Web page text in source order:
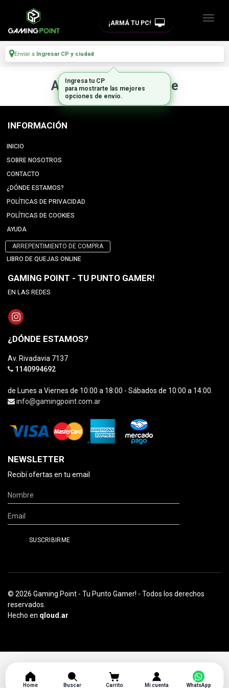
¡ARMÁ TU PC!
Enviar a Ingresar CP y ciudad
Artículo no disponible
INFORMACIÓN
INICIO
SOBRE NOSOTROS
CONTACTO
¿DÓNDE ESTAMOS?
POLÍTICAS DE PRIVACIDAD
POLÍTICAS DE COOKIES
AYUDA
ARREPENTIMIENTO DE COMPRA
LIBRO DE QUEJAS ONLINE
GAMING POINT - TU PUNTO GAMER!
EN LAS REDES
¿DÓNDE ESTAMOS?
Av. Rivadavia 7137
1140994692
de Lunes a Viernes de 10:00 a 18:00 - Sábados de 10:00 a 14:00.
info@gamingpoint.com.ar
NEWSLETTER
Recibí ofertas en tu email
© 2026 Gaming Point - Tu Punto Gamer! - Todos los derechos
reservados.
Hecho en qloud.ar
Home Buscar Carrito Mi cuenta
Ingresa tu CP
para mostrarte las mejores
opciones de envío.